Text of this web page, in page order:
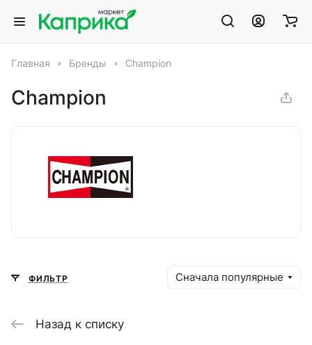
Главная Бренды Champion
Champion
ФИЛЬТР Сначала популярные
Назад к списку